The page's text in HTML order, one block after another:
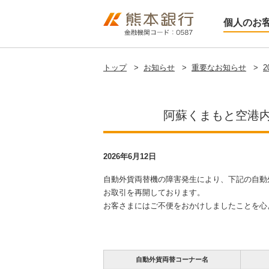
個人のお
トップ > お知らせ > 重要なお知らせ >
阿蘇くまもと空港
2026年6月12日
自動外貨両替機の障害発生により、下記の自
お取引を再開しております。
お客さまにはご不便をおかけしましたことを心
自動外貨両替コーナー名